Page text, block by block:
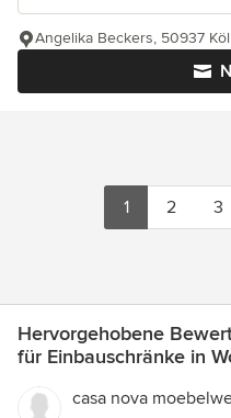
Angelika Beckers, 50937
1 2 3
Hervorgehobene
für Einbauschränke in
casa nova